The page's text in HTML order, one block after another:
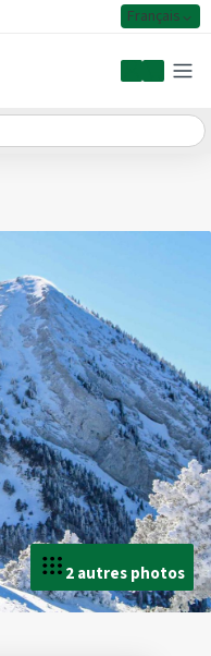
Français
Mon
2 autres photos